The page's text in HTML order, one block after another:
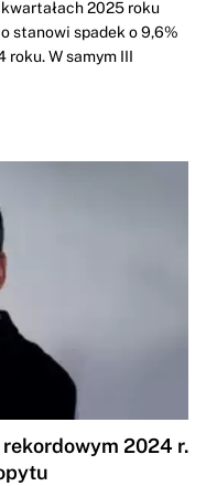
2025 roku
stanowi spadek o 9,6%
W samym III
2024 r.